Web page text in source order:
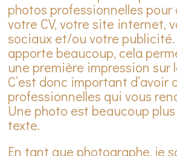
photos professionnelles
votre CV, votre site internet,
sociaux et/ou votre
apporte beaucoup, cela
une première impression sur
C’est donc important d’avoir
professionnelles qui vous
Une photo est beaucoup
texte.
En tant que photographe, je